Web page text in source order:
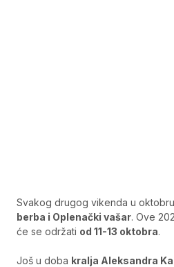
Svakog drugog vikenda u
berba i Oplenački vašar. Ove
će se održati od 11-13 oktobra.
Još u doba kralja Aleksandra